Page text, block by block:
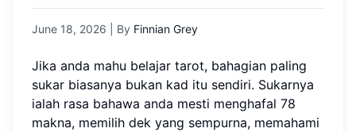
June 18, 2026 | By Finnian Grey
Jika anda mahu belajar tarot, bahagian paling
sukar biasanya bukan kad itu sendiri. Sukarnya
ialah rasa bahawa anda mesti menghafal 78
makna, memilih dek yang sempurna, memahami